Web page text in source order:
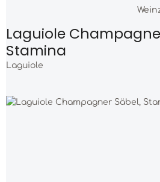
Laguiole
Stamina
Laguiole
Bildergalerie überspringen